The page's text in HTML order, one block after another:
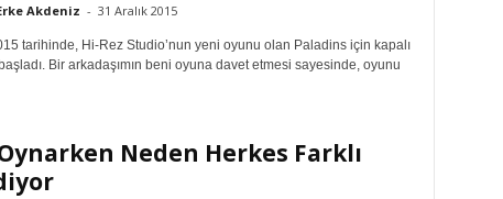
Akdeniz - 31 Aralık 2015
tarihinde, Hi-Rez Studio’nun yeni oyunu olan Paladins için kapalı
Bir arkadaşımın beni oyuna davet etmesi sayesinde, oyunu
Oynarken Neden Herkes Farklı